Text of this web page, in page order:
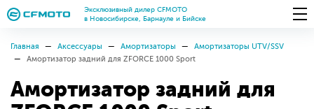
Эксклюзивный дилер CFMOTO
в Новосибирске, Барнауле и Бийске
Главная Аксессуары Амортизаторы
Амортизаторы UTV/SSV
Амортизатор задний для ZFORCE 1000 Sport
Амортизатор задний для